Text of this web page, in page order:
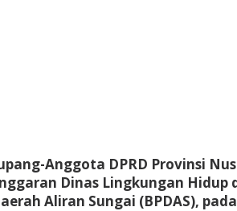
Anggota DPRD Provinsi
Dinas Lingkungan Hidup
Aliran Sungai (BPDAS),